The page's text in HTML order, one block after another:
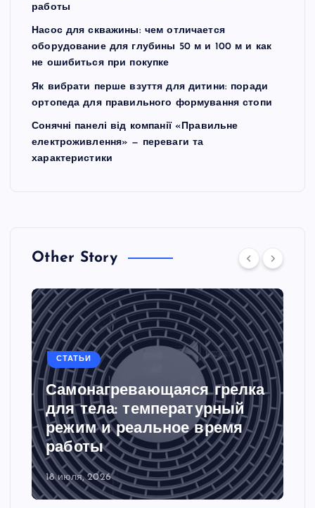
работы
Насос для скважины: чем отличается
оборудование для глубины 50 м и 100 м и как
не ошибиться при покупке
Як вибрати перше взуття для дитини: поради
ортопеда для правильного формування стопи
Сонячні панелі від компанії «Правильне
електроживлення» — переваги та
характеристики
Other Story
СТАТЬИ
Самонагревающаяся грелка
для тела: температурный
режим и реальное время
работы
18 июля, 2026